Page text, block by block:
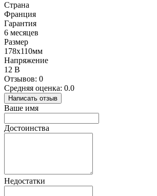
Страна
Франция
Гарантия
6 месяцев
Размер
178х110мм
Напряжение
12 В
Отзывов: 0
Средняя оценка: 0.0
Написать отзыв
Ваше имя
Достоинства
Недостатки